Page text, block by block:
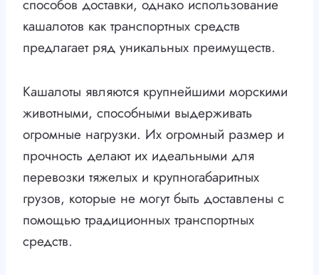
способов доставки, однако использование
кашалотов как транспортных средств
предлагает ряд уникальных преимуществ.
Кашалоты являются крупнейшими морскими
животными, способными выдерживать
огромные нагрузки. Их огромный размер и
прочность делают их идеальными для
перевозки тяжелых и крупногабаритных
грузов, которые не могут быть доставлены с
помощью традиционных транспортных
средств.